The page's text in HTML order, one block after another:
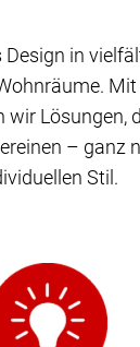
in
Lösungen,
– ganz
Stil.